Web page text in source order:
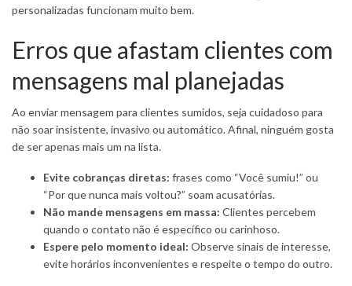
personalizadas funcionam muito bem.
Erros que afastam clientes com
mensagens mal planejadas
Ao enviar mensagem para clientes sumidos, seja cuidadoso para
não soar insistente, invasivo ou automático. Afinal, ninguém gosta
de ser apenas mais um na lista.
Evite cobranças diretas: frases como “Você sumiu!” ou
“Por que nunca mais voltou?” soam acusatórias.
Não mande mensagens em massa: Clientes percebem
quando o contato não é específico ou carinhoso.
Espere pelo momento ideal: Observe sinais de interesse,
evite horários inconvenientes e respeite o tempo do outro.